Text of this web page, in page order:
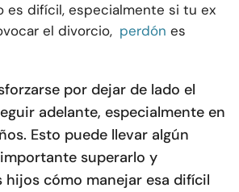
es difícil, especialmente si tu ex
el divorcio, perdón es
por dejar de lado el
adelante, especialmente en
Esto puede llevar algún
superarlo y
hijos cómo manejar esa difícil